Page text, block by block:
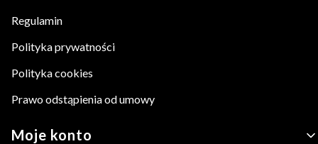
Regulamin
Polityka prywatności
Polityka cookies
Prawo odstąpienia od umowy
Moje konto